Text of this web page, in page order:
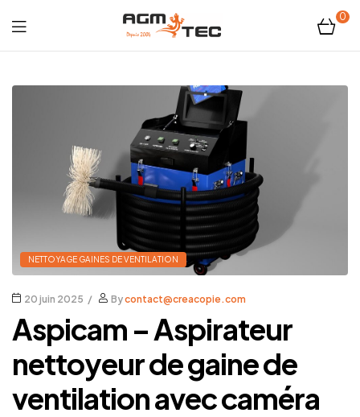
Tubicam®
XL
–
Caméra
d'inspection
Ø50
mm
0
NETTOYAGE GAINES DE VENTILATION
20 juin 2025 Bycontact@creacopie.com
Aspicam – Aspirateur
nettoyeur de gaine de
ventilation avec caméra